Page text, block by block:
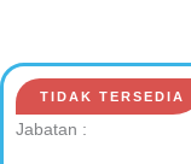
TIDAK TERSEDIA
Jabatan :